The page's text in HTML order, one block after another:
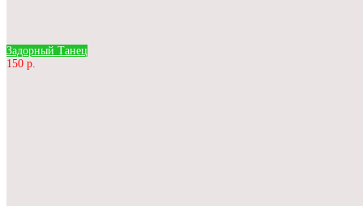
Задорный Танец
150 р.